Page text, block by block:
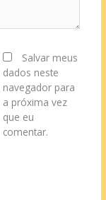
Salvar meus
dados neste
navegador para
a próxima vez
que eu
comentar.